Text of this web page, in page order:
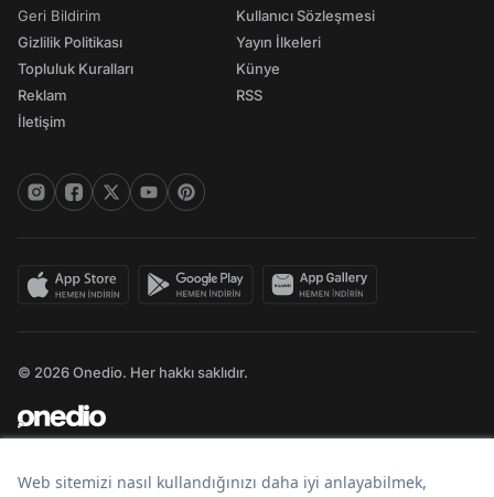
Geri Bildirim
Gizlilik Politikası
Topluluk Kuralları
Reklam
İletişim
Kullanıcı Sözleşmesi
Yayın İlkeleri
Künye
RSS
© 2026 Onedio. Her hakkı saklıdır.
Bir markasıdır.